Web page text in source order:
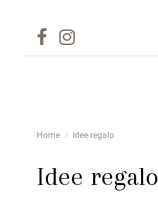
Home Idee regalo
Idee regalo